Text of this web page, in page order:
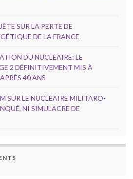
SUR LA PERTE DE
DE LA FRANCE
DU NUCLÉAIRE: LE
2 DÉFINITIVEMENT MIS À
40 ANS
SUR LE NUCLÉAIRE MILITARO-
NI SIMULACRE DE